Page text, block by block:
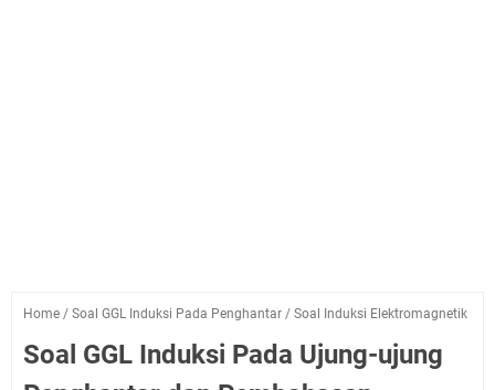
Home / Soal GGL Induksi Pada Penghantar / Soal Induksi Elektromagnetik
Soal GGL Induksi Pada Ujung-ujung